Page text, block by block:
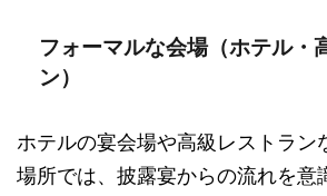
フォーマルな会場（ホテル・
ン）
ホテルの宴会場や高級レストラン
場所では、披露宴からの流れを意